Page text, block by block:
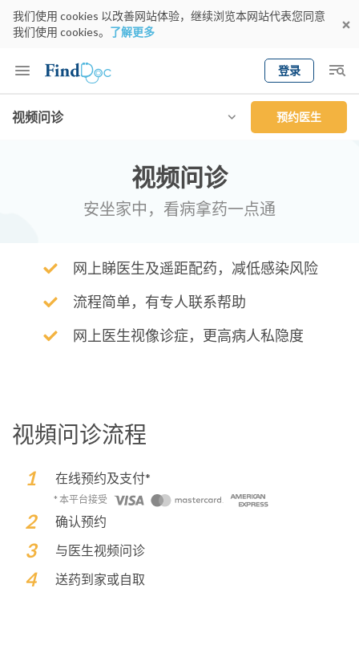
我们使用 cookies 以改善网站体验，继续浏览本网站代表您同意
我们使用 cookies。 了解更多
登录
Keyword 预约医生
视频问诊 预约医生
视频问诊
安坐家中，看病拿药一点通
网上睇医生及遥距配药，减低感染风险
流程简单，有专人联系帮助
网上医生视像诊症，更高病人私隐度
视頻问诊流程
在线预约及支付*
* 本平台接受
确认预约
与医生视频问诊
送药到家或自取